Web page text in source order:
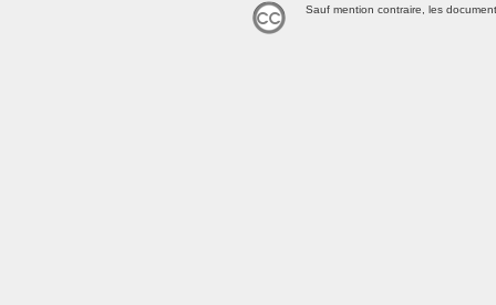
Sauf mention contraire, les